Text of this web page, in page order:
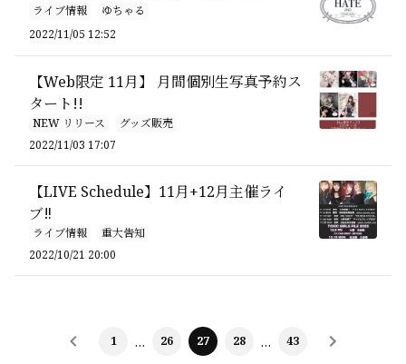
ライブ情報
ゆちゃる
2022/11/05 12:52
【Web限定 11月】 月間個別生写真予約ス
タート!!
NEW リリース
グッズ販売
2022/11/03 17:07
【LIVE Schedule】11月+12月主催ライ
ブ‼️
ライブ情報
重大告知
2022/10/21 20:00
1 … 26 27 28 … 43